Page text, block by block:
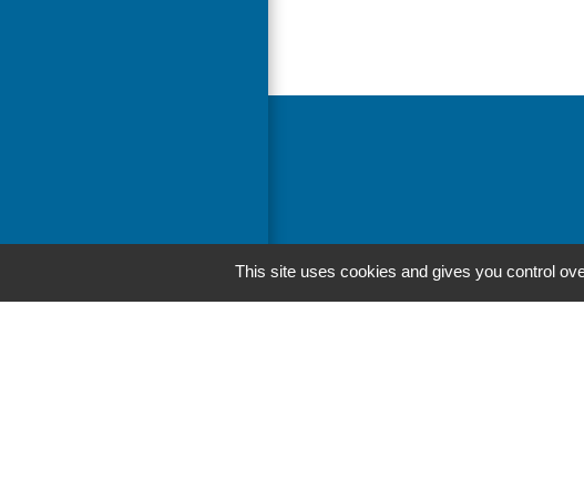
This site uses cookies and gives you control